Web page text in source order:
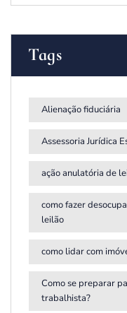
Tags
Alienação fiduciária
Assessoria Jurídica
ação anulatória de
como fazer
leilão
como lidar com
Como se preparar
trabalhista?